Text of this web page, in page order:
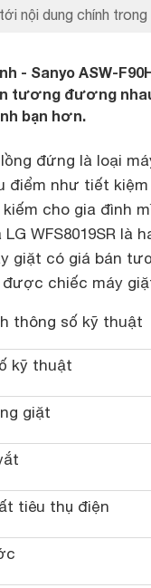
nội dung chính trong
- Sanyo ASW-
tương đương
bạn hơn.
lồng đứng là loại
điểm như tiết
cho gia đình
LG WFS8019SR là
giặt có giá bán
chiếc máy
thông số kỹ thuật
kỹ thuật
giặt
tiêu thụ điện